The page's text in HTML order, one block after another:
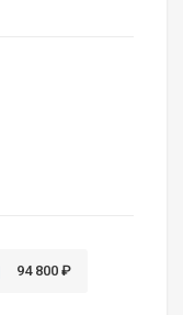
94 800 ₽